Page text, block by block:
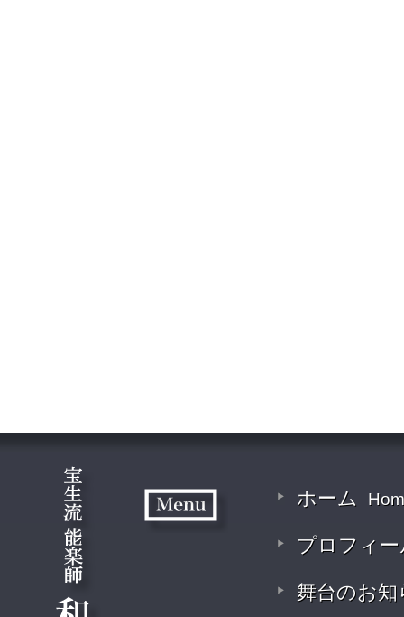
ホーム
プロフィ
舞台のお